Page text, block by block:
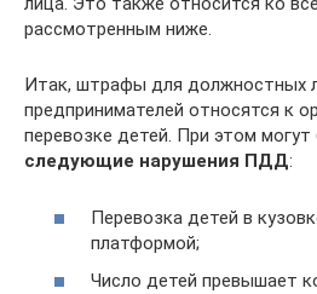
рассмотренным ниже.
Итак, штрафы для должностных
предпринимателей относятся к
перевозке детей. При этом
следующие нарушения ПДД:
Перевозка детей в
платформой;
Число детей превышает